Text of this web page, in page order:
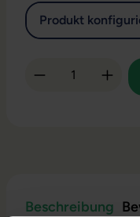
Produkt
Produkt
Beschreibung